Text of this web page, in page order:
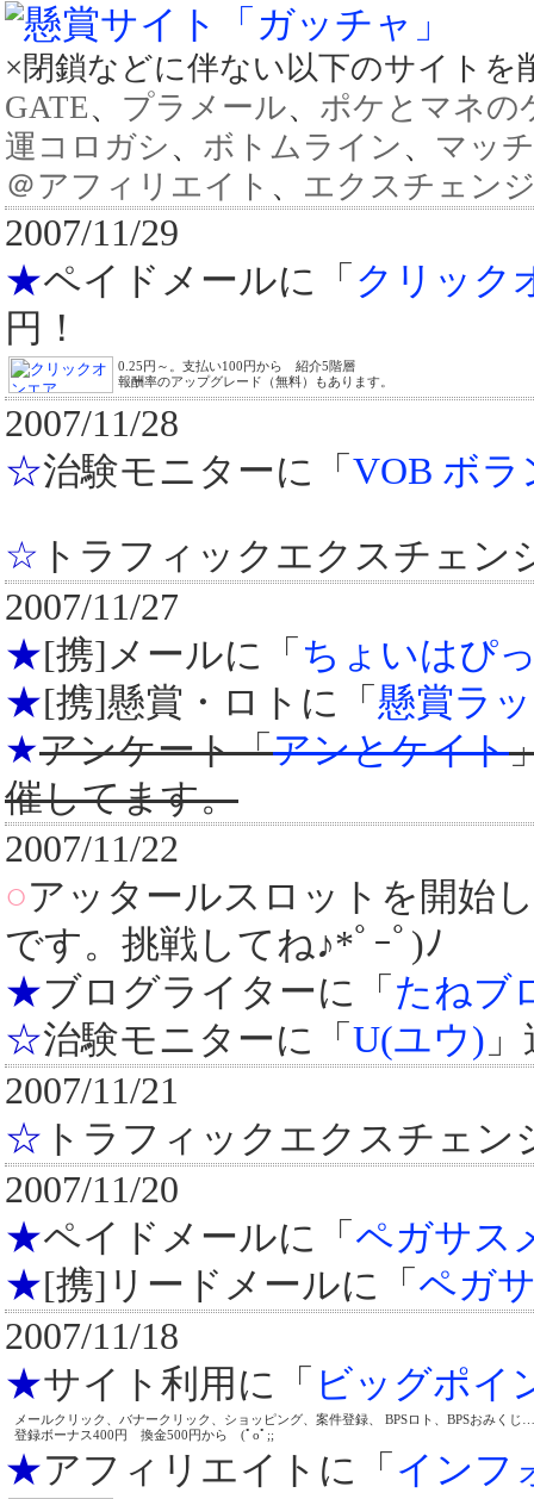
×閉鎖などに伴ない以下のサイト
GATE、 プラメール、 ポケとマネの
運コロガシ 、 ボトムライン 、 マッ
＠アフィリエイト 、 エクスチェン
2007/11/29
★ペイドメールに「 クリック
円！
0.25円～。支払い100円から 紹介5階層
報酬率のアップグレード（無料）もあります。
2007/11/28
☆治験モニターに「 VOB ボ
☆ トラフィックエクスチェン
2007/11/27
★[携]メールに「 ちょいはぴ
★[携]懸賞・ロトに「 懸賞ラ
★アンケート「アンとケイト
催してます。
2007/11/22
○アッタールスロットを開始
です。挑戦してね♪*ﾟｰﾟ)ﾉ
★ブログライターに「 たねブ
☆治験モニターに「 U(ユウ)
2007/11/21
☆ トラフィックエクスチェン
2007/11/20
★ペイドメールに「 ペガサス
★[携]リードメールに「 ペガ
2007/11/18
★サイト利用に「 ビッグポイ
メールクリック、バナークリック、ショッピング、案件登録、 BPSロト、BPSおみくじ
登録ボーナス400円 換金500円から (ﾟoﾟ;;
★アフィリエイトに「 インフ